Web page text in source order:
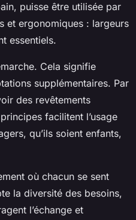
puisse être utilisée par
et ergonomiques : largeurs
essentiels.
Cela signifie
supplémentaires. Par
des revêtements
facilitent l’usage
qu’ils soient enfants,
où chacun se sent
la diversité des besoins,
l’échange et